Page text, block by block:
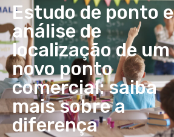
Estudo de ponto e
análise de
localização de um
novo ponto
comercial: saiba
mais sobre a
diferença